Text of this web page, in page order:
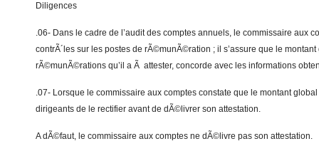
Diligences
.06- Dans le cadre de l’audit des comptes annuels, le commissaire aux
contrÃ´les sur les postes de rÃ©munÃ©ration ; il s’assure que le
rÃ©munÃ©rations qu’il a Ã attester, concorde avec les informations
.07- Lorsque le commissaire aux comptes constate que le montant
dirigeants de le rectifier avant de dÃ©livrer son attestation.
A dÃ©faut, le commissaire aux comptes ne dÃ©livre pas son attestation.